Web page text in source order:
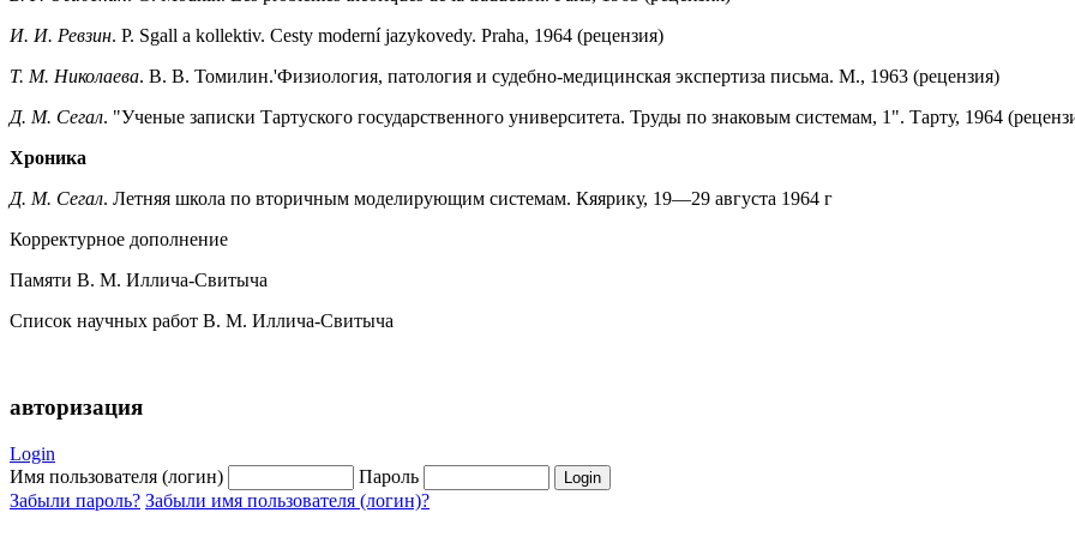
И. И. Ревзин. P. Sgall a kollektiv. Cesty moderní jazykovedy. Praha, 1964 (рецензия)
T. M. Николаева. В. В. Томилин.'Физиология, патология и судебно-медицинская экспертиза письма. М., 1963 (рецензия)
Д. М. Сегал. "Ученые записки Тартуского государственного университета. Труды по знаковым системам, 1". Тарту, 1964
Хроника
Д. М. Сегал. Летняя школа по вторичным моделирующим системам. Кяярику, 19—29 августа 1964 г
Корректурное дополнение
Памяти В. М. Иллича-Свитыча
Список научных работ В. М. Иллича-Свитыча
авторизация
Login
Имя пользователя (логин)
Пароль
Забыли пароль? Забыли имя пользователя (логин)?